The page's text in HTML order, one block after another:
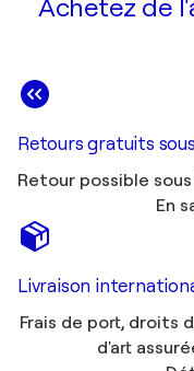
Achetez de
Retours gratuits
Retour possible
En
Livraison
Frais de port, droits
d'art